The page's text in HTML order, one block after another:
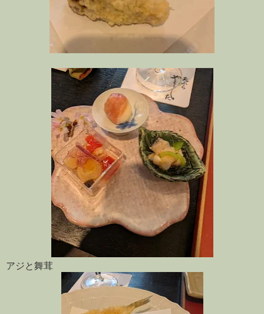
アジと舞茸